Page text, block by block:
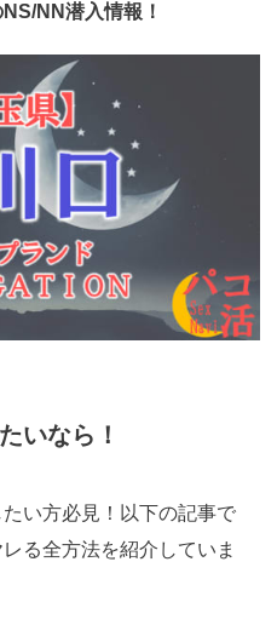
NN潜入情報！
いなら！
い方必見！以下の記事で
る全方法を紹介していま